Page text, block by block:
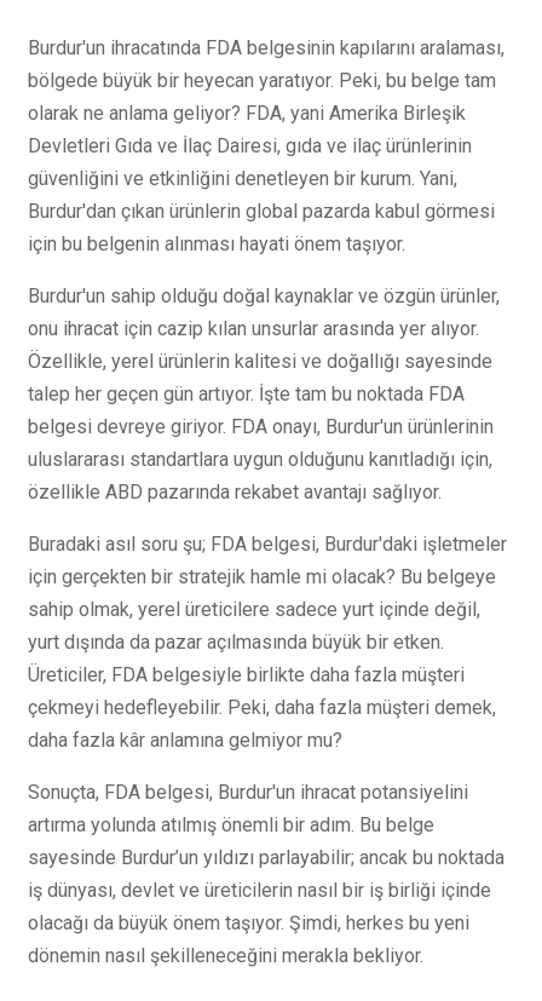
Burdur'un ihracatında FDA belgesinin kapılarını aralaması,
bölgede büyük bir heyecan yaratıyor. Peki, bu belge tam
olarak ne anlama geliyor? FDA, yani Amerika Birleşik
Devletleri Gıda ve İlaç Dairesi, gıda ve ilaç ürünlerinin
güvenliğini ve etkinliğini denetleyen bir kurum. Yani,
Burdur'dan çıkan ürünlerin global pazarda kabul görmesi
için bu belgenin alınması hayati önem taşıyor.
Burdur'un sahip olduğu doğal kaynaklar ve özgün ürünler,
onu ihracat için cazip kılan unsurlar arasında yer alıyor.
Özellikle, yerel ürünlerin kalitesi ve doğallığı sayesinde
talep her geçen gün artıyor. İşte tam bu noktada FDA
belgesi devreye giriyor. FDA onayı, Burdur'un ürünlerinin
uluslararası standartlara uygun olduğunu kanıtladığı için,
özellikle ABD pazarında rekabet avantajı sağlıyor.
Buradaki asıl soru şu; FDA belgesi, Burdur'daki işletmeler
için gerçekten bir stratejik hamle mi olacak? Bu belgeye
sahip olmak, yerel üreticilere sadece yurt içinde değil,
yurt dışında da pazar açılmasında büyük bir etken.
Üreticiler, FDA belgesiyle birlikte daha fazla müşteri
çekmeyi hedefleyebilir. Peki, daha fazla müşteri demek,
daha fazla kâr anlamına gelmiyor mu?
Sonuçta, FDA belgesi, Burdur'un ihracat potansiyelini
artırma yolunda atılmış önemli bir adım. Bu belge
sayesinde Burdur’un yıldızı parlayabilir; ancak bu noktada
iş dünyası, devlet ve üreticilerin nasıl bir iş birliği içinde
olacağı da büyük önem taşıyor. Şimdi, herkes bu yeni
dönemin nasıl şekilleneceğini merakla bekliyor.